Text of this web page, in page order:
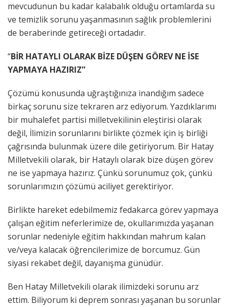
mevcudunun bu kadar kalabalık olduğu ortamlarda su
ve temizlik sorunu yaşanmasının sağlık problemlerini
de beraberinde getireceği ortadadır.
“BİR HATAYLI OLARAK BİZE DÜŞEN GÖREV NE İSE
YAPMAYA HAZIRIZ”
Çözümü konusunda uğraştığınıza inandığım sadece
birkaç sorunu size tekraren arz ediyorum. Yazdıklarımı
bir muhalefet partisi milletvekilinin eleştirisi olarak
değil, İlimizin sorunlarını birlikte çözmek için iş birliği
çağrısında bulunmak üzere dile getiriyorum. Bir Hatay
Milletvekili olarak, bir Hataylı olarak bize düşen görev
ne ise yapmaya hazırız. Çünkü sorunumuz çok, çünkü
sorunlarımızın çözümü aciliyet gerektiriyor.
Birlikte hareket edebilmemiz fedakarca görev yapmaya
çalışan eğitim neferlerimize de, okullarımızda yaşanan
sorunlar nedeniyle eğitim hakkından mahrum kalan
ve/veya kalacak öğrencilerimize de borcumuz. Gün
siyasi rekabet değil, dayanışma günüdür.
Ben Hatay Milletvekili olarak ilimizdeki sorunu arz
ettim. Biliyorum ki deprem sonrası yaşanan bu sorunlar